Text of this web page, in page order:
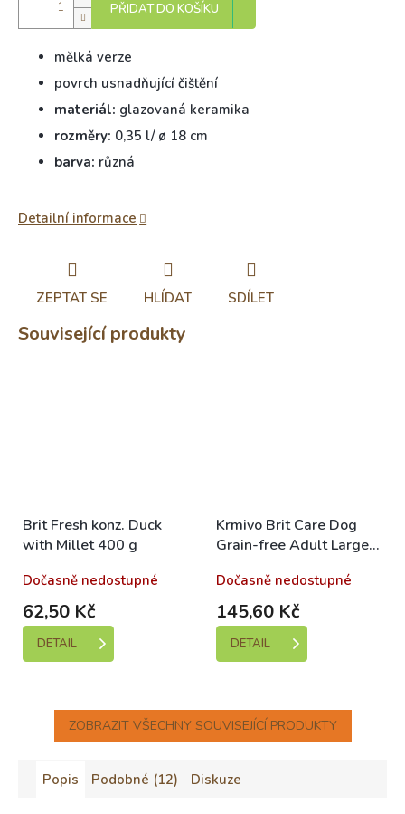
PŘIDAT DO KOŠÍKU
mělká verze
povrch usnadňující čištění
materiál: glazovaná keramika
rozměry: 0,35 l/ ø 18 cm
barva: různá
Detailní informace
ZEPTAT SE HLÍDAT SDÍLET
Související produkty
Brit Fresh konz. Duck
with Millet 400 g
Dočasně nedostupné
62,50 Kč
DETAIL
Krmivo Brit Care Dog
Grain-free Adult Large
Dočasně nedostupné
145,60 Kč
DETAIL
ZOBRAZIT VŠECHNY SOUVISEJÍCÍ PRODUKTY
Popis Podobné (12) Diskuze